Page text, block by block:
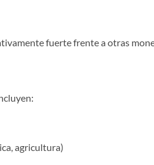
fuerte frente a otras
agricultura)